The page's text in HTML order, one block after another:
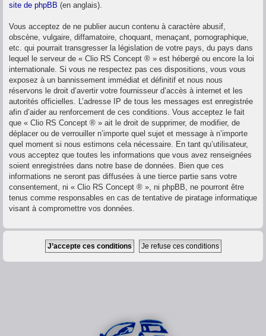
site de phpBB (en anglais).
Vous acceptez de ne publier aucun contenu à caractère abusif,
obscène, vulgaire, diffamatoire, choquant, menaçant, pornographique,
etc. qui pourrait transgresser la législation de votre pays, du pays dans
lequel le serveur de « Clio RS Concept ® » est hébergé ou encore la loi
internationale. Si vous ne respectez pas ces dispositions, vous vous
exposez à un bannissement immédiat et définitif et nous nous
réservons le droit d’avertir votre fournisseur d’accès à internet et les
autorités officielles. L’adresse IP de tous les messages est enregistrée
afin d’aider au renforcement de ces conditions. Vous acceptez le fait
que « Clio RS Concept ® » ait le droit de supprimer, de modifier, de
déplacer ou de verrouiller n’importe quel sujet et message à n’importe
quel moment si nous estimons cela nécessaire. En tant qu’utilisateur,
vous acceptez que toutes les informations que vous avez renseignées
soient enregistrées dans notre base de données. Bien que ces
informations ne seront pas diffusées à une tierce partie sans votre
consentement, ni « Clio RS Concept ® », ni phpBB, ne pourront être
tenus comme responsables en cas de tentative de piratage informatique
visant à compromettre vos données.